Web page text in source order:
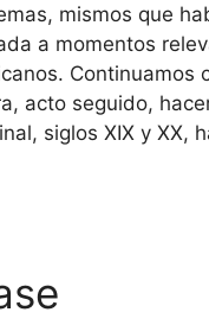
mismos que
a momentos
acto seguido,
siglos XIX y